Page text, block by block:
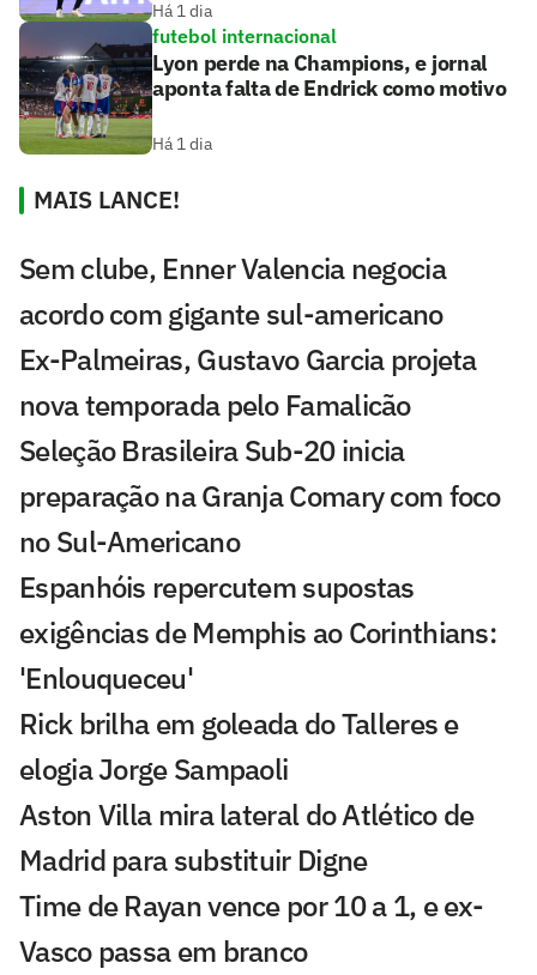
Há 1 dia
futebol internacional
Lyon perde na Champions, e jornal
aponta falta de Endrick como motivo
Há 1 dia
MAIS LANCE!
Sem clube, Enner Valencia negocia
acordo com gigante sul-americano
Ex-Palmeiras, Gustavo Garcia projeta
nova temporada pelo Famalicão
Seleção Brasileira Sub-20 inicia
preparação na Granja Comary com foco
no Sul-Americano
Espanhóis repercutem supostas
exigências de Memphis ao Corinthians:
'Enlouqueceu'
Rick brilha em goleada do Talleres e
elogia Jorge Sampaoli
Aston Villa mira lateral do Atlético de
Madrid para substituir Digne
Time de Rayan vence por 10 a 1, e ex-
Vasco passa em branco